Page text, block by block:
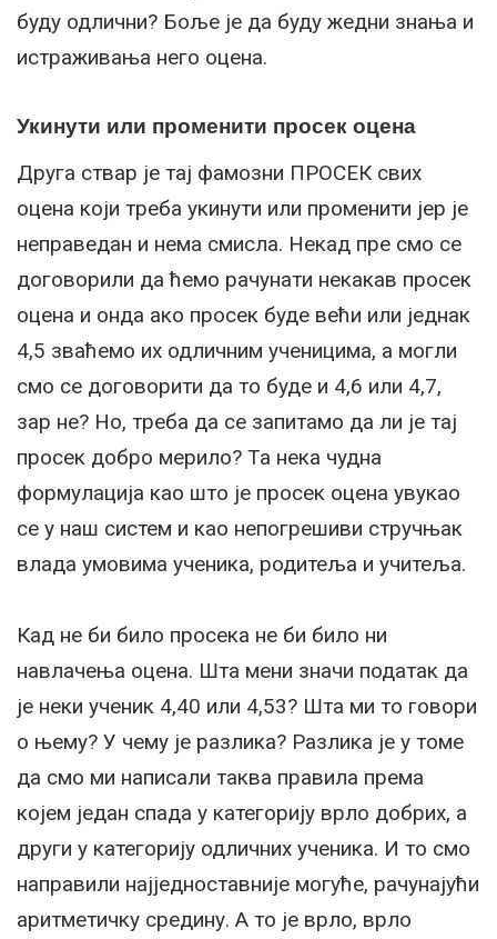
буду одлични? Боље је да буду жедни знања и
истраживања него оцена.
Укинути или променити просек оцена
Друга ствар је тај фамозни ПРОСЕК свих
оцена који треба укинути или променити јер је
неправедан и нема смисла. Некад пре смо се
договорили да ћемо рачунати некакав просек
оцена и онда ако просек буде већи или једнак
4,5 зваћемо их одличним ученицима, а могли
смо се договорити да то буде и 4,6 или 4,7,
зар не? Но, треба да се запитамо да ли је тај
просек добро мерило? Та нека чудна
формулација као што је просек оцена увукао
се у наш систем и као непогрешиви стручњак
влада умовима ученика, родитеља и учитеља.
Кад не би било просека не би било ни
навлачења оцена. Шта мени значи податак да
је неки ученик 4,40 или 4,53? Шта ми то говори
о њему? У чему је разлика? Разлика је у томе
да смо ми написали таква правила према
којем један спада у категорију врло добрих, а
други у категорију одличних ученика. И то смо
направили најједноставније могуће, рачунајући
аритметичку средину. А то је врло, врло